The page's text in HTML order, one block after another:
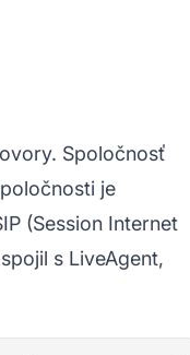
Spoločnosť
je
(Session Internet
s LiveAgent,